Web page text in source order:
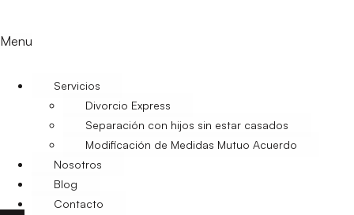
Menu
Servicios
Divorcio Express
Separación con hijos sin estar casados
Modificación de Medidas Mutuo Acuerdo
Nosotros
Blog
Contacto